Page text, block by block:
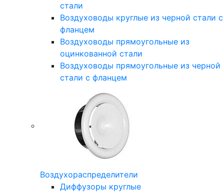
стали
Воздуховоды круглые из черной стали с
фланцем
Воздуховоды прямоугольные из
оцинкованной стали
Воздуховоды прямоугольные из черной
стали с фланцем
Воздухораспределители
Диффузоры круглые